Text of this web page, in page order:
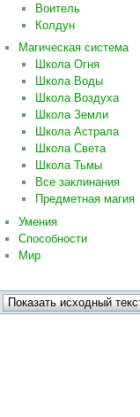
Воитель
Колдун
Магическая система
Школа Огня
Школа Воды
Школа Воздуха
Школа Земли
Школа Астрала
Школа Света
Школа Тьмы
Все заклинания
Предметная магия
Умения
Способности
Мир